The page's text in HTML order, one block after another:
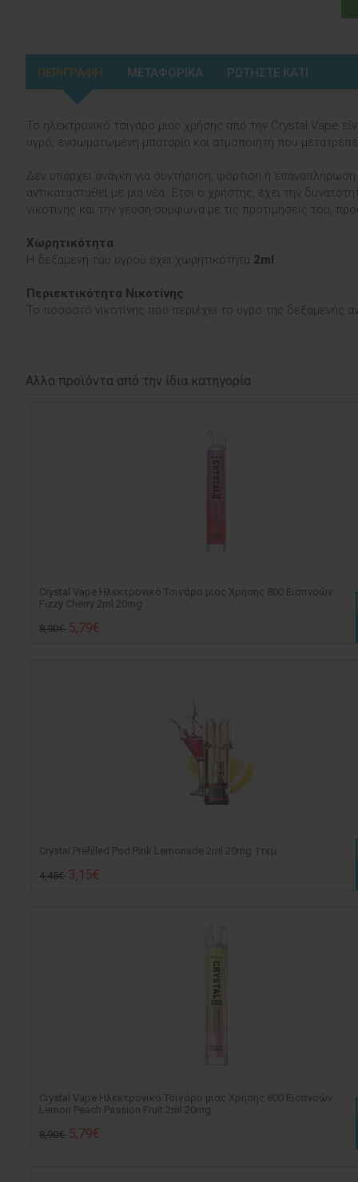
ΠΕΡΙΓΡΑΦΗ ΜΕΤΑΦΟΡΙΚΑ ΡΩΤΗΣΤΕ ΚΑΤΙ
Το ηλεκτρονικό τσιγάρο μιας χρήσης από την Crystal Vape
υγρό, ενσωματωμένη μπαταρία και ατμοποιητή που
Δεν υπάρχει ανάγκη για συντήρηση, φόρτιση ή
αντικατασταθεί με μια νέα. Έτσι ο χρήστης, έχει την
νικοτίνης και την γεύση σύμφωνα με τις προτιμήσεις του,
Χωρητικότητα
H δεξαμενή του υγρού έχει χωρητικότητα 2ml
Περιεκτικότητα Νικοτίνης
Το ποσοστό νικοτίνης που περιέχει το υγρό της δεξαμενής
Αλλα προϊόντα από την ίδια κατηγορία
Crystal Vape Ηλεκτρονικό Τσιγάρο μιας Χρήσης 800 Εισπνοών
Fizzy Cherry 2ml 20mg
8,90€ 5,79€
Crystal Prefilled Pod Pink Lemonade 2ml 20mg 1τεμ
4,45€ 3,15€
Crystal Vape Ηλεκτρονικό Τσιγάρο μιας Χρήσης 800 Εισπνοών
Lemon Peach Passion Fruit 2ml 20mg
8,90€ 5,79€